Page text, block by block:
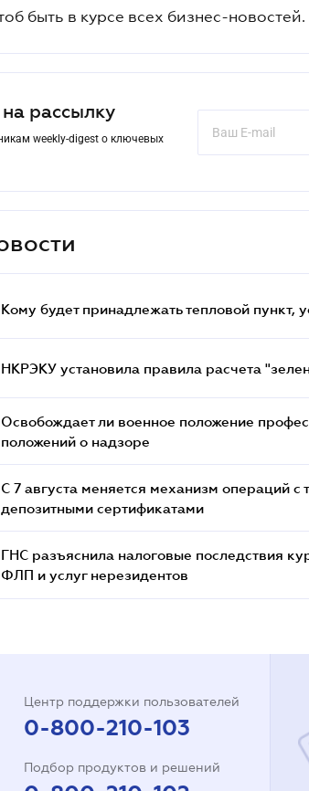
быть в курсе всех бизнес-новостей.
рассылку
weekly-digest о ключевых
Кому будет принадлежать тепловой пункт,
НКРЭКУ установила правила расчета
Освобождает ли военное положение
положений о надзоре
С 7 августа меняется механизм операций
депозитными сертификатами
ГНС разъяснила налоговые последствия
ФЛП и услуг нерезидентов
Центр поддержки пользователей
0-800-210-103
Подбор продуктов и решений